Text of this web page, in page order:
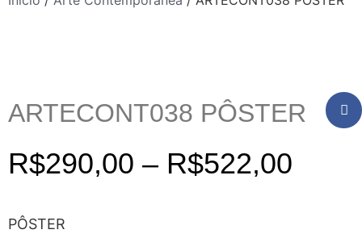
ARTECONT038 PÔSTER
R$290,00 – R$522,00
PÔSTER